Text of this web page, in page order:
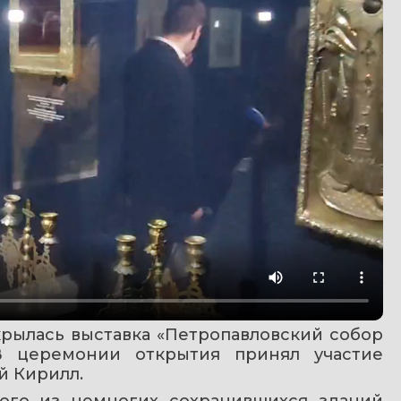
выставка «Петропавловский собор
открытия принял участие
Кирилл.